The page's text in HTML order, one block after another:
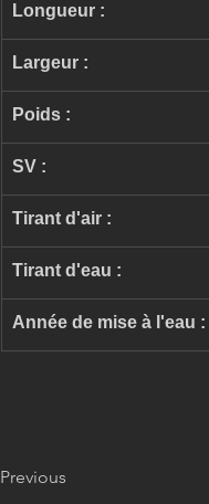
Longueur :
Largeur :
Poids :
SV :
Tirant d'air :
Tirant d'eau :
Année de mise à l'eau :
Previous